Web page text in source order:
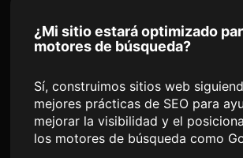
¿Mi sitio estará optimizado
motores de búsqueda?
Sí, construimos sitios web
mejores prácticas de SEO para
mejorar la visibilidad y el
los motores de búsqueda como